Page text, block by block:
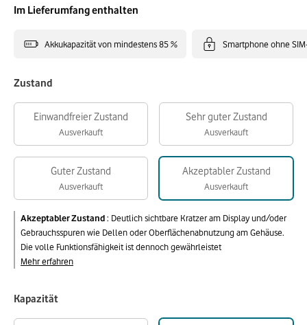
Im Lieferumfang enthalten
Akkukapazität von mindestens 85 % Smartphone ohne
Zustand
Einwandfreier Zustand
Ausverkauft
Sehr guter Zustand
Ausverkauft
Guter Zustand
Ausverkauft
Akzeptabler Zustand
Ausverkauft
Akzeptabler Zustand: Deutlich sichtbare Kratzer am Display und/oder
Gebrauchsspuren wie Dellen oder Oberflächenabnutzung am Gehäuse.
Die volle Funktionsfähigkeit ist dennoch gewährleistet
Mehr erfahren
Kapazität